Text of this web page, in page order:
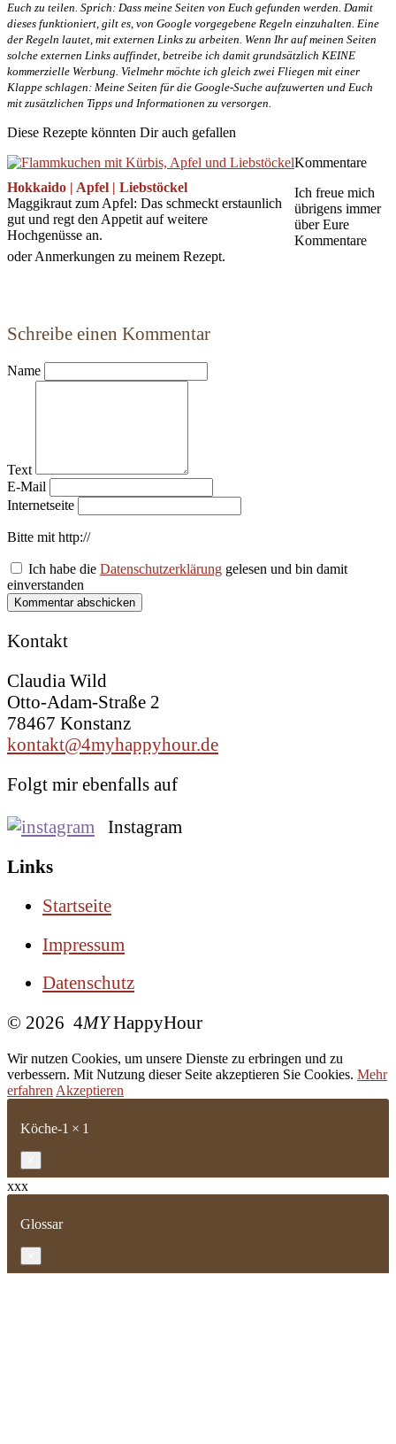
Euch zu teilen. Sprich: Dass meine Seiten von Euch gefunden werden. Damit
dieses funktioniert, gilt es, von Google vorgegebene Regeln einzuhalten. Eine
der Regeln lautet, mit externen Links zu arbeiten. Wenn Ihr auf meinen Seiten
solche externen Links auffindet, betreibe ich damit grundsätzlich KEINE
kommerzielle Werbung. Vielmehr möchte ich gleich zwei Fliegen mit einer
Klappe schlagen: Meine Seiten für die Google-Suche aufzuwerten und Euch
mit zusätzlichen Tipps und Informationen zu versorgen.
Diese Rezepte könnten Dir auch gefallen
Hokkaido | Apfel | Liebstöckel
Maggikraut zum Apfel: Das schmeckt erstaunlich
gut und regt den Appetit auf weitere
Hochgenüsse an.
Kommentare
Ich freue mich
übrigens immer
über Eure
Kommentare
oder Anmerkungen zu meinem Rezept.
Schreibe einen Kommentar
Name
Text
E-Mail
Internetseite
Bitte mit http://
Ich habe die Datenschutzerklärung gelesen und bin damit
einverstanden
Kommentar abschicken
Kontakt
Claudia Wild
Otto-Adam-Straße 2
78467 Konstanz
kontakt@4myhappyhour.de
Folgt mir ebenfalls auf
Instagram
Links
Startseite
Impressum
Datenschutz
© 2026 4MYHappyHour
Wir nutzen Cookies, um unsere Dienste zu erbringen und zu
verbessern. Mit Nutzung dieser Seite akzeptieren Sie Cookies. Mehr
erfahrenAkzeptieren
Köche-1 × 1
xxx
Glossar